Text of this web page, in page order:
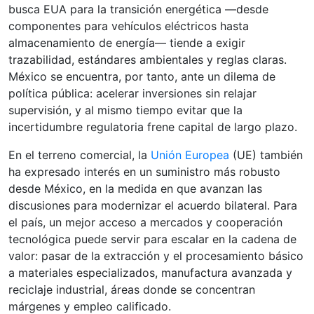
busca EUA para la transición energética —desde
componentes para vehículos eléctricos hasta
almacenamiento de energía— tiende a exigir
trazabilidad, estándares ambientales y reglas claras.
México se encuentra, por tanto, ante un dilema de
política pública: acelerar inversiones sin relajar
supervisión, y al mismo tiempo evitar que la
incertidumbre regulatoria frene capital de largo plazo.
En el terreno comercial, la Unión Europea (UE) también
ha expresado interés en un suministro más robusto
desde México, en la medida en que avanzan las
discusiones para modernizar el acuerdo bilateral. Para
el país, un mejor acceso a mercados y cooperación
tecnológica puede servir para escalar en la cadena de
valor: pasar de la extracción y el procesamiento básico
a materiales especializados, manufactura avanzada y
reciclaje industrial, áreas donde se concentran
márgenes y empleo calificado.